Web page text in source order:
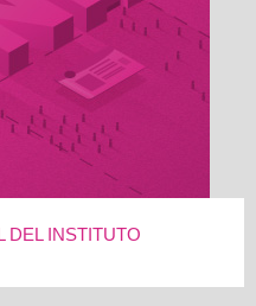
DEL INSTITUTO